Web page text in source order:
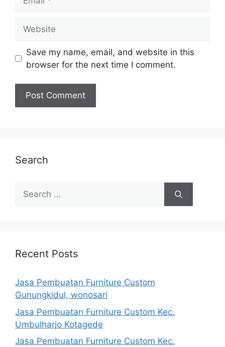
Save my name, email, and website in this
browser for the next time I comment.
Search
Search
for:
Recent Posts
Jasa Pembuatan Furniture Custom
Gunungkidul, wonosari
Jasa Pembuatan Furniture Custom Kec.
Umbulharjo Kotagede
Jasa Pembuatan Furniture Custom Kec.